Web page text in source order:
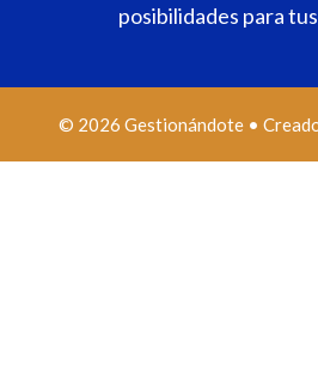
posibilidades para
© 2026 Gestionándote•